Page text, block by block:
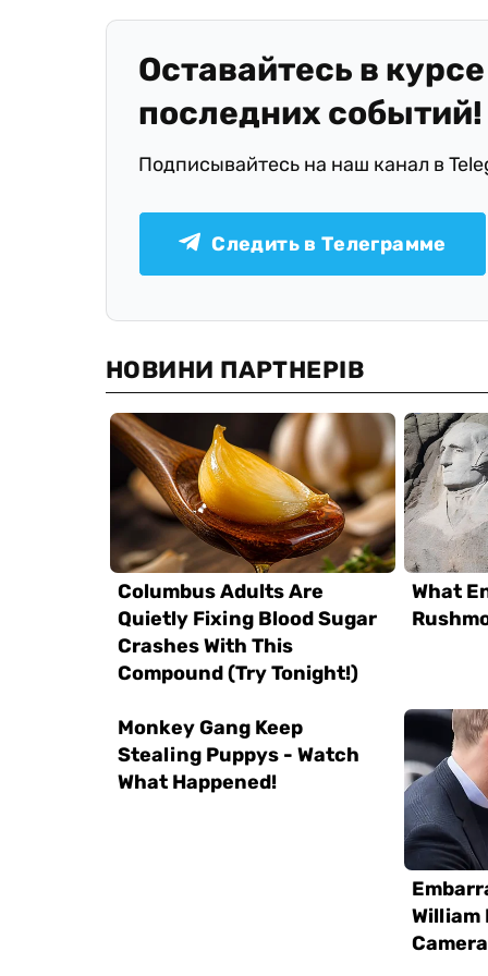
Оставайтесь в курсе
последних событий!
Подписывайтесь на наш канал в
Следить в Телеграмме